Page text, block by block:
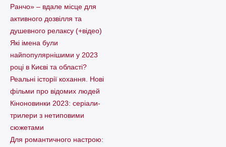
Ранчо» – вдале місце для
активного дозвілля та
душевного релаксу (+відео)
Які імена були
найпопулярнішими у 2023
році в Києві та області?
Реальні історії кохання. Нові
фільми про відомих людей
Кіноновинки 2023: серіали-
трилери з нетиповими
сюжетами
Для романтичного настрою: